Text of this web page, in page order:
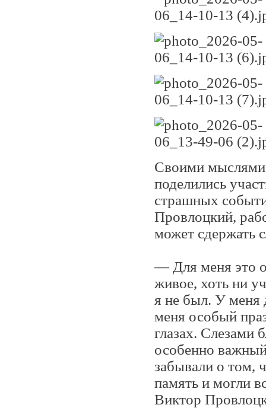
Своими мыслями
поделились
страшных
Провлоцкий,
может сдержать
— Для меня это
живое, хоть ни
я не был. У меня
меня особый
глазах. Слезами
особенно
забывали о том,
память и могли
Виктор